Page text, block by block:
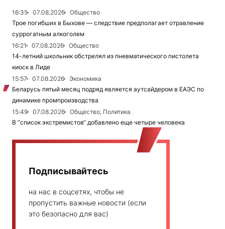
16:35 07.08.2026
Общество
Трое погибших в Быхове — следствие предполагает отравление
суррогатным алкоголем
16:21
07.08.2026
Общество
14-летний школьник обстрелял из пневматического пистолета
киоск в Лиде
15:57
07.08.2026
Экономика
Беларусь пятый месяц подряд является аутсайдером в ЕАЭС по
динамике промпроизводства
15:49
07.08.2026
Общество, Политика
В “список экстремистов“ добавлено еще четыре человека
Подписывайтесь
на нас в соцсетях, чтобы не
пропустить важные новости (если
это безопасно для вас)